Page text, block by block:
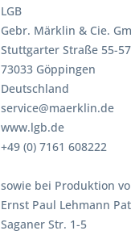
LGB
Gebr. Märklin & Cie.
Stuttgarter Straße 55-57
73033 Göppingen
Deutschland
service@maerklin.de
www.lgb.de
+49 (0) 7161 608222
sowie bei Produktion
Ernst Paul Lehmann
Saganer Str. 1-5